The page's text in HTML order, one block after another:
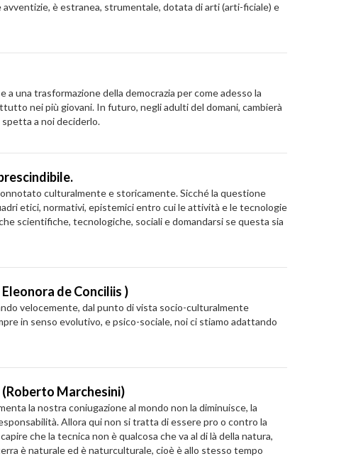
è estranea, strumentale, dotata di arti (arti-ficiale) e
una trasformazione della democrazia per come adesso la
nei più giovani. In futuro, negli adulti del domani, cambierà
a noi deciderlo.
culturalmente e storicamente. Sicché la questione
etici, normativi, epistemici entro cui le attività e le tecnologie
scientifiche, tecnologiche, sociali e domandarsi se questa sia
de Conciliis )
velocemente, dal punto di vista socio-culturalmente
in senso evolutivo, e psico-sociale, noi ci stiamo adattando
(Roberto Marchesini)
la nostra coniugazione al mondo non la diminuisce, la
Allora qui non si tratta di essere pro o contro la
che la tecnica non è qualcosa che va al di là della natura,
è naturale ed è naturculturale, cioè è allo stesso tempo